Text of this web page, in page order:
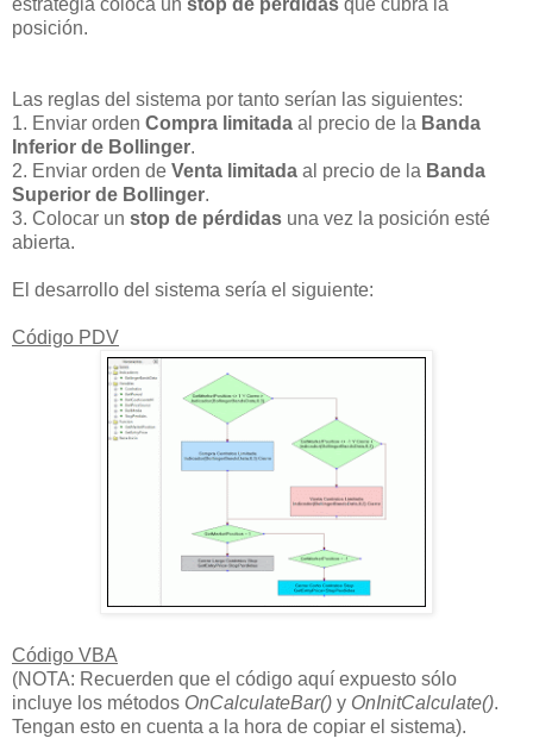
posición.
Las reglas del sistema por tanto serían las siguientes:
1. Enviar orden Compra limitada al precio de la Banda
Inferior de Bollinger.
2. Enviar orden de Venta limitada al precio de la Banda
Superior de Bollinger.
3. Colocar un stop de pérdidas una vez la posición esté
abierta.
El desarrollo del sistema sería el siguiente:
Código PDV
Código VBA
(NOTA: Recuerden que el código aquí expuesto sólo
incluye los métodos OnCalculateBar() y OnInitCalculate().
Tengan esto en cuenta a la hora de copiar el sistema).